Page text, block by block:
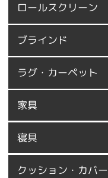
ロールスクリーン
ブラインド
ラグ・カーペット
家具
寝具
クッション・カバー